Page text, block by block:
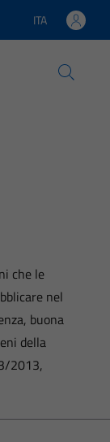
Lingua attiva:
ITA
che le
nel
buona
della
2013,